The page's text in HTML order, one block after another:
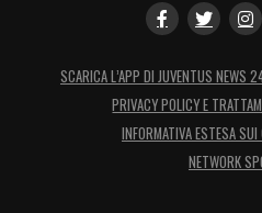
SCARICA L’APP DI JUVENTUS NEWS
PRIVACY POLICY E
INFORMATIVA ESTESA
NETWORK